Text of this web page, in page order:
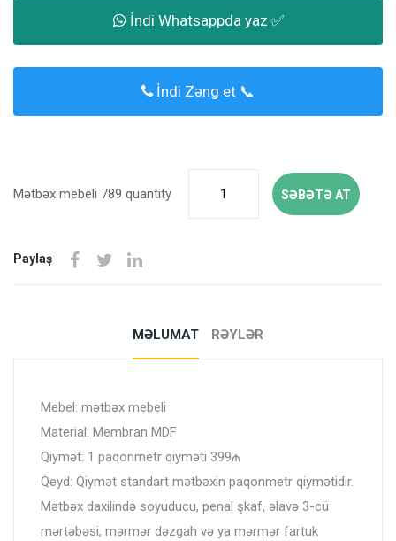
İndi Whatsappda yaz ✅
İndi Zəng et 📞
Mətbəx mebeli 789 quantity SƏBƏTƏ AT
Paylaş
MƏLUMAT RƏYLƏR
Mebel: mətbəx mebeli
Material: Membran MDF
Qiymət: 1 paqonmetr qiyməti 399₼
Qeyd: Qiymət standart mətbəxin paqonmetr qiymətidir.
Mətbəx daxilində soyuducu, penal şkaf, əlavə 3-cü
mərtəbəsi, mərmər dəzgah və ya mərmər fartuk